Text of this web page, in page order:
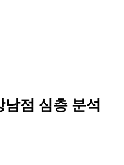
점 심층 분석